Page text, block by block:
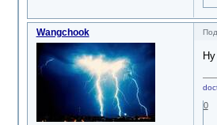
Wangchook
0